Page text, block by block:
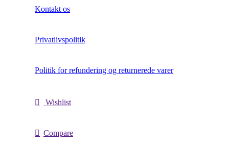
Kontakt os
Privatlivspolitik
Politik for refundering og returnerede varer
Wishlist
Compare